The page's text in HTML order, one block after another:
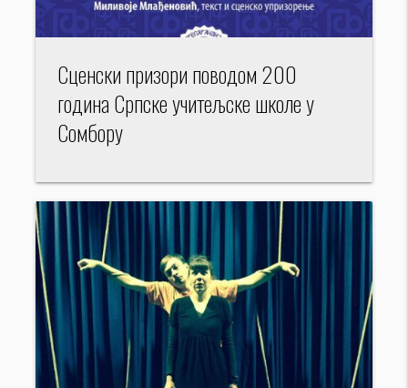
Сценски призори поводом 200
година Српске учитељске школе у
Сомбору